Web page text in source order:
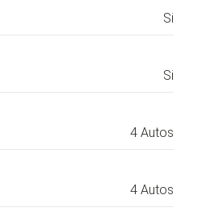
Si
Si
4 Autos
4 Autos